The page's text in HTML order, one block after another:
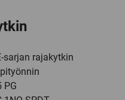
sarjan rajakytkin
PG